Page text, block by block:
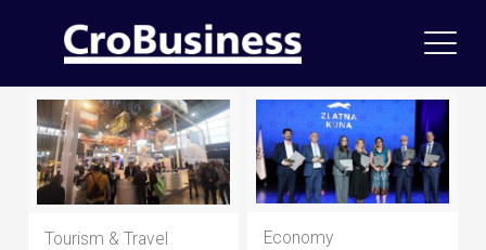
Tourism & Travel Economy